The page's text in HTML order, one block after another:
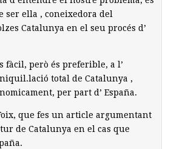
ser ella , coneixedora del
Catalunya en el seu procés d’
fàcil, però és preferible, a l’
total de Catalunya ,
per part d’ España.
que fes un article argumentant
de Catalunya en el cas que